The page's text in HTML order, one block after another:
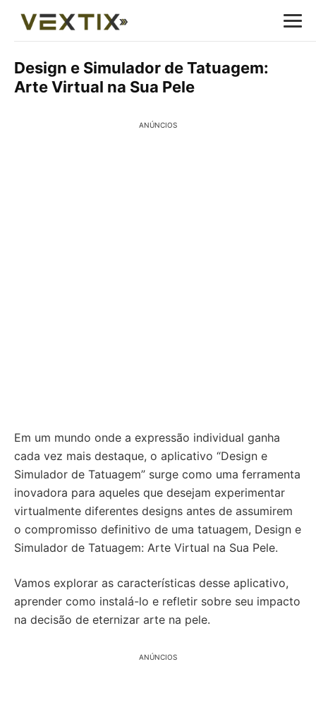
Design e Simulador de Tatuagem:
Arte Virtual na Sua Pele
ANÚNCIOS
Em um mundo onde a expressão individual ganha
cada vez mais destaque, o aplicativo “Design e
Simulador de Tatuagem” surge como uma ferramenta
inovadora para aqueles que desejam experimentar
virtualmente diferentes designs antes de assumirem
o compromisso definitivo de uma tatuagem, Design e
Simulador de Tatuagem: Arte Virtual na Sua Pele.
Vamos explorar as características desse aplicativo,
aprender como instalá-lo e refletir sobre seu impacto
na decisão de eternizar arte na pele.
ANÚNCIOS